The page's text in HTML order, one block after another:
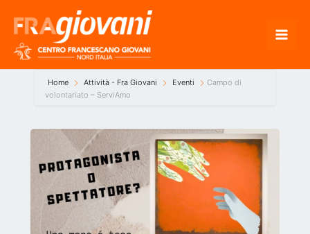
contenuto
Home Attività - Fra Giovani Eventi
Campo di
volontariato – ServiAmo